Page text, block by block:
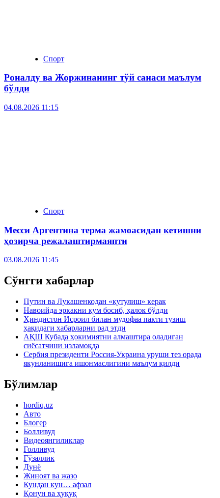
Спорт
Роналду ва Жоржинанинг тўй санаси маълум
бўлди
04.08.2026 11:15
Спорт
Месси Аргентина терма жамоасидан кетишни
ҳозирча режалаштирмаяпти
03.08.2026 11:45
Сўнгги хабарлар
Путин ва Лукашенкодан «қутулиш» керак
Навоийда эркакни қум босиб, ҳалок бўлди
Ҳиндистон Исроил билан мудофаа пакти тузиш
ҳақидаги хабарларни рад этди
АҚШ Кубада ҳокимиятни алмаштира оладиган
сиёсатчини изламоқда
Сербия президенти Россия-Украина уруши тез орада
якунланишига ишонмаслигини маълум қилди
Бўлимлар
hordiq.uz
Авто
Блогер
Болливуд
Видеоянгиликлар
Голливуд
Гўзаллик
Дунё
Жиноят ва жазо
Кундан кун… афзал
Қонун ва ҳуқуқ